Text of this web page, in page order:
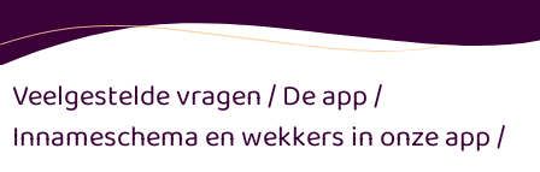
Veelgestelde vragen/De app/
Innameschema en wekkers in onze app/